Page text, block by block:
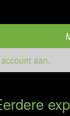
aan.